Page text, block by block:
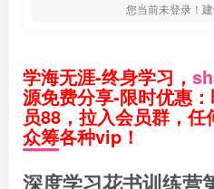
您当前未登录！
学海无涯-终身学习，
源免费分享-限时优惠
员88，拉入会员群，任
众筹各种vip！
深度学习花书训练营